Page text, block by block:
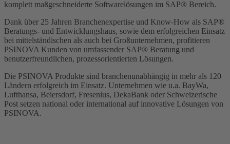
komplett maßgeschneiderte Softwarelösungen im SAP® Bereich.
Dank über 25 Jahren Branchenexpertise und Know-How als SAP®
Beratungs- und Entwicklungshaus, sowie dem erfolgreichen Einsatz
bei mittelständischen als auch bei Großunternehmen, profitieren
PSINOVA Kunden von umfassender SAP® Beratung und
benutzerfreundlichen, prozessorientierten Lösungen.
Die PSINOVA Produkte sind branchenunabhängig in mehr als 120
Ländern erfolgreich im Einsatz. Unternehmen wie u.a. BayWa,
Lufthansa, Beiersdorf, Fresenius, DekaBank oder Schweizerische
Post setzen national oder international auf innovative Lösungen von
PSINOVA.